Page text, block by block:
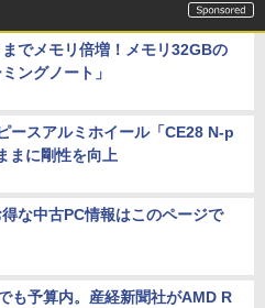
でメモリ倍増！メモリ32GBの
ングノート」
ースアルミホイール「CE28 N-p
まに剛性を向上
な中古PC情報はこのページで
も予算内。産経新聞社がAMD R